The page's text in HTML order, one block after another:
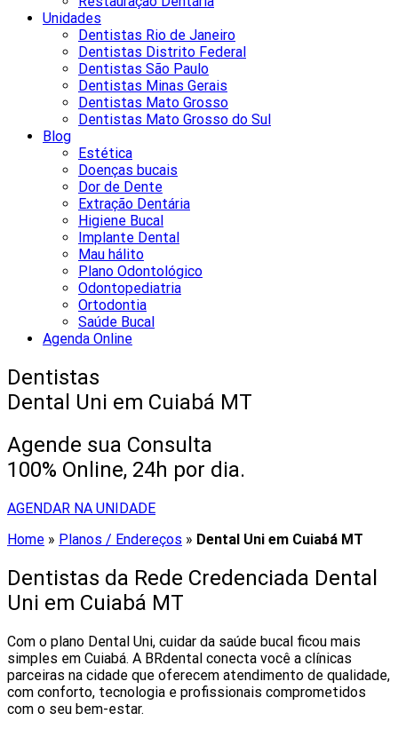
Unidades
Dentistas Rio de Janeiro
Dentistas Distrito Federal
Dentistas São Paulo
Dentistas Minas Gerais
Dentistas Mato Grosso
Dentistas Mato Grosso do Sul
Blog
Estética
Doenças bucais
Dor de Dente
Extração Dentária
Higiene Bucal
Implante Dental
Mau hálito
Plano Odontológico
Odontopediatria
Ortodontia
Saúde Bucal
Agenda Online
Dentistas
Dental Uni em Cuiabá MT
Agende sua Consulta
100% Online, 24h por dia.
AGENDAR NA UNIDADE
Home » Planos / Endereços » Dental Uni em Cuiabá MT
Dentistas da Rede Credenciada Dental
Uni em Cuiabá MT
Com o plano Dental Uni, cuidar da saúde bucal ficou mais
simples em Cuiabá. A BRdental conecta você a clínicas
parceiras na cidade que oferecem atendimento de qualidade,
com conforto, tecnologia e profissionais comprometidos
com o seu bem-estar.